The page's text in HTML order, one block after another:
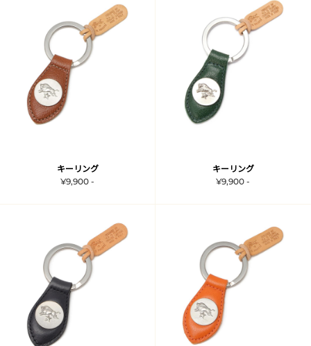
キーリング
¥9,900 -
キーリング
¥9,900 -